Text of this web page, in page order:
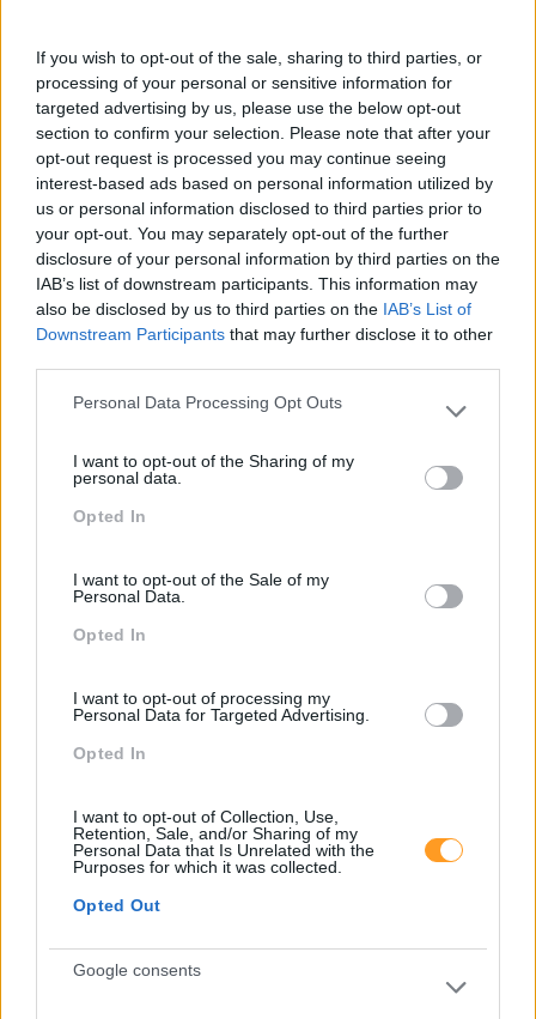
If you wish to opt-out of the sale, sharing to third parties, or
processing of your personal or sensitive information for
targeted advertising by us, please use the below opt-out
section to confirm your selection. Please note that after your
opt-out request is processed you may continue seeing
interest-based ads based on personal information utilized by
us or personal information disclosed to third parties prior to
your opt-out. You may separately opt-out of the further
disclosure of your personal information by third parties on the
IAB’s list of downstream participants. This information may
also be disclosed by us to third parties on the IAB’s List of
Downstream Participants that may further disclose it to other
Please note that this website/app uses one or more Google
not limited to your visit or usage behaviour. You may click to
grant or deny consent to Google and its third-party tags to
use your data for below specified purposes in below Google
Personal Data Processing Opt Outs
I want to opt-out of the Sharing of my
personal data.
Opted In
I want to opt-out of the Sale of my
Personal Data.
Opted In
I want to opt-out of processing my
Personal Data for Targeted Advertising.
Opted In
I want to opt-out of Collection, Use,
Retention, Sale, and/or Sharing of my
Personal Data that Is Unrelated with the
Purposes for which it was collected.
Opted Out
Google consents
ENTRETENIMENTO?
TENDÊNCIAS EM 2022
Também Poderá Gostar
Sustentabilidade
Colaboradores
Pesquisa